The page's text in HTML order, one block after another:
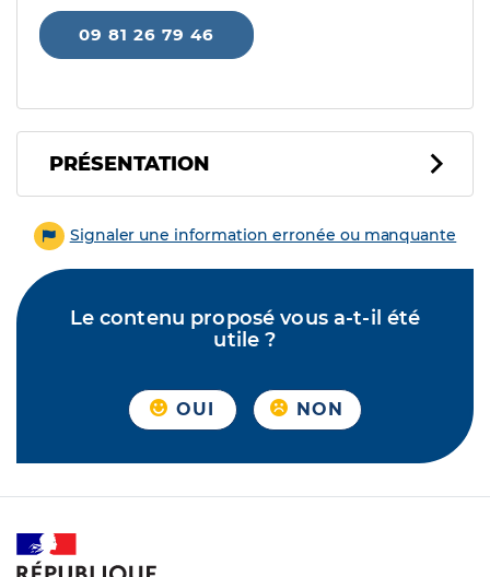
09 81 26 79 46
PRÉSENTATION
Signaler une information erronée ou manquante
Le contenu proposé vous a-t-il été
utile ?
OUI NON